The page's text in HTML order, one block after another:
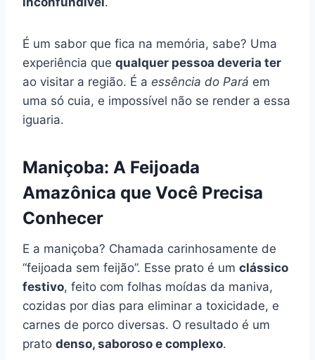
É um sabor que fica na memória, sabe? Uma
experiência que qualquer pessoa deveria ter
ao visitar a região. É a essência do Pará em
uma só cuia, e impossível não se render a essa
iguaria.
Maniçoba: A Feijoada
Amazônica que Você Precisa
Conhecer
E a maniçoba? Chamada carinhosamente de
“feijoada sem feijão”. Esse prato é um clássico
festivo, feito com folhas moídas da maniva,
cozidas por dias para eliminar a toxicidade, e
carnes de porco diversas. O resultado é um
prato denso, saboroso e complexo.